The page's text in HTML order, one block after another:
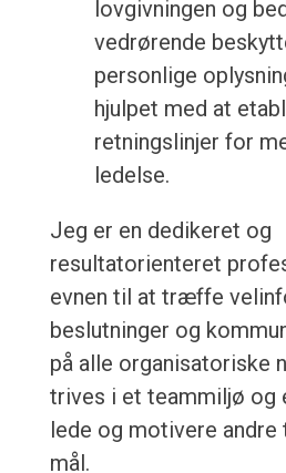
lovgivningen og
vedrørende
personlige
hjulpet med at
retningslinjer for
ledelse.
Jeg er en dedikeret og
resultatorienteret
evnen til at træffe
beslutninger og
på alle organisatoriske
trives i et teammiljø og
lede og motivere
mål.